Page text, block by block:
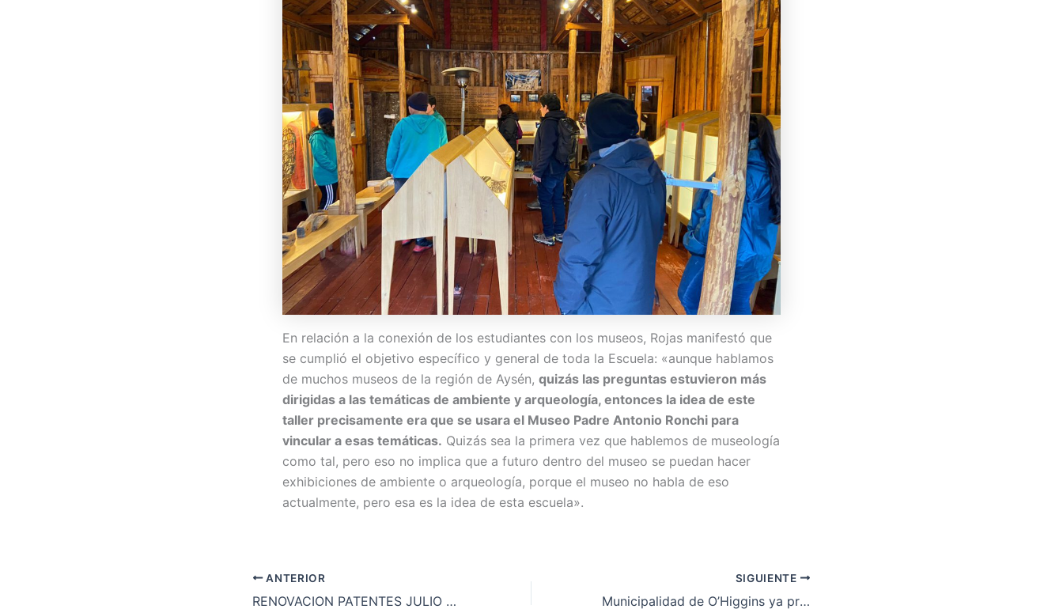
En relación a la conexión de los estudiantes con los museos, Rojas manifestó que
se cumplió el objetivo específico y general de toda la Escuela: «aunque hablamos
de muchos museos de la región de Aysén, quizás las preguntas estuvieron más
dirigidas a las temáticas de ambiente y arqueología, entonces la idea de este
taller precisamente era que se usara el Museo Padre Antonio Ronchi para
vincular a esas temáticas. Quizás sea la primera vez que hablemos de museología
como tal, pero eso no implica que a futuro dentro del museo se puedan hacer
exhibiciones de ambiente o arqueología, porque el museo no habla de eso
actualmente, pero esa es la idea de esta escuela».
ANTERIOR
RENOVACION PATENTES JULIO 2023
SIGUIENTE
Municipalidad de O’Higgins ya prepara la tercera versión del «Reto Los Glaciares»